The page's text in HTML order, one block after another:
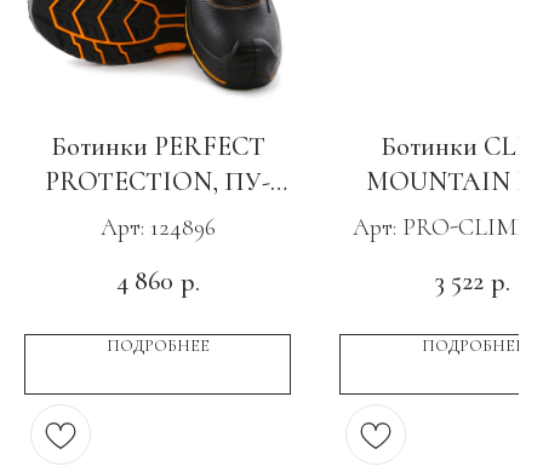
Ботинки PERFECT
PROTECTION, ПУ-
Нитрил, КП и АС
Арт: 124896
4 860 р.
ПОДРОБНЕЕ
Ботинки
MOUNTAIN
песочный
Арт: PRO-
3 522 р.
ПОДРОБНЕЕ